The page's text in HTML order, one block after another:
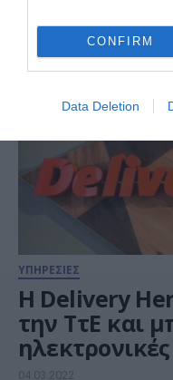
CONFIRM
Data Deletion
ΥΠΗΡΕΣΙΕΣ
H Delivery
την ΤτΕ και
04.03.2022